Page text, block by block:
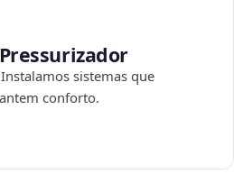
sistemas que
conforto.